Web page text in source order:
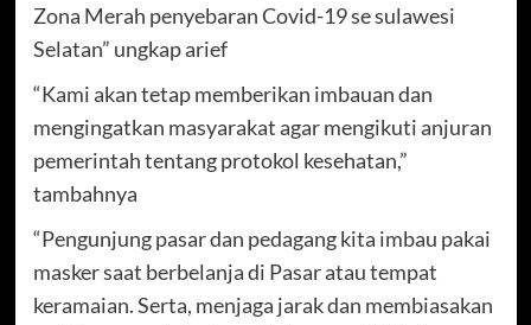
Zona Merah penyebaran Covid-19 se sulawesi
Selatan” ungkap arief
“Kami akan tetap memberikan imbauan dan
mengingatkan masyarakat agar mengikuti anjuran
pemerintah tentang protokol kesehatan,”
tambahnya
“Pengunjung pasar dan pedagang kita imbau pakai
masker saat berbelanja di Pasar atau tempat
keramaian. Serta, menjaga jarak dan membiasakan